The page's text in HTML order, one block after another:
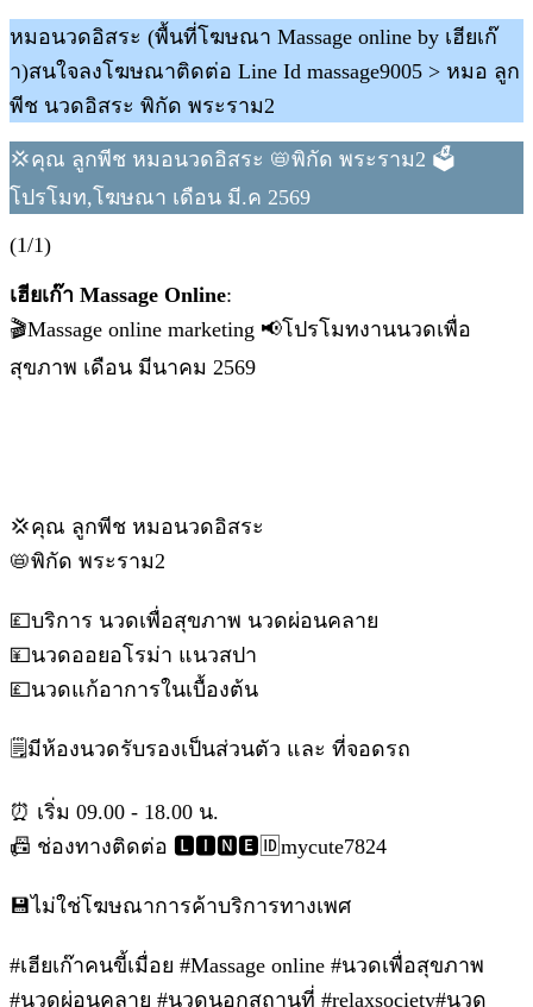
หมอนวดอิสระ (พื้นที่โฆษณา Massage online by เฮียเก๊
า)สนใจลงโฆษณาติดต่อ Line Id massage9005 > หมอ ลูก
พีช นวดอิสระ พิกัด พระราม2
💢คุณ ลูกพีช หมอนวดอิสระ 📛พิกัด พระราม2 🗳
โปรโมท,โฆษณา เดือน มี.ค 2569
(1/1)
เฮียเก๊า Massage Online:
🎬Massage online marketing 📢โปรโมทงานนวดเพื่อ
สุขภาพ เดือน มีนาคม 2569
💢คุณ ลูกพีช หมอนวดอิสระ
📛พิกัด พระราม2
💷บริการ นวดเพื่อสุขภาพ นวดผ่อนคลาย
💴นวดออยอโรม่า แนวสปา
💷นวดแก้อาการในเบื้องต้น
🗒มีห้องนวดรับรองเป็นส่วนตัว และ ที่จอดรถ
⏰ เริ่ม 09.00 - 18.00 น.
📠 ช่องทางติดต่อ 🅻🅸🅽🅴🆔mycute7824
💾ไม่ใช่โฆษณาการค้าบริการทางเพศ
#เฮียเก๊าคนขี้เมื่อย #Massage online #นวดเพื่อสุขภาพ
#นวดผ่อนคลาย #นวดนอกสถานที่ #relaxsociety#นวด